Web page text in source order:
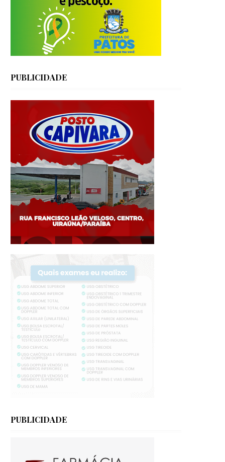
PUBLICIDADE
PUBLICIDADE